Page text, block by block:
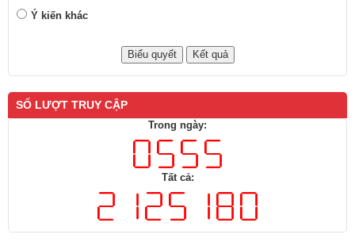
Ý kiến khác
SỐ LƯỢT TRUY CẬP
Trong ngày:
Tất cả: